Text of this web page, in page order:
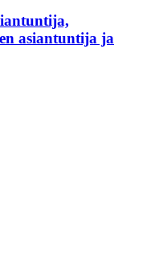
asiantuntija ja